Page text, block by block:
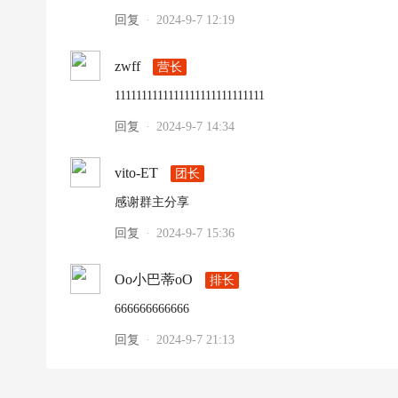
回复 · 2024-9-7 12:19
zwff 营长
1111111111111111111111111111
回复 · 2024-9-7 14:34
vito-ET 团长
感谢群主分享
回复 · 2024-9-7 15:36
Oo小巴蒂oO 排长
666666666666
回复 · 2024-9-7 21:13